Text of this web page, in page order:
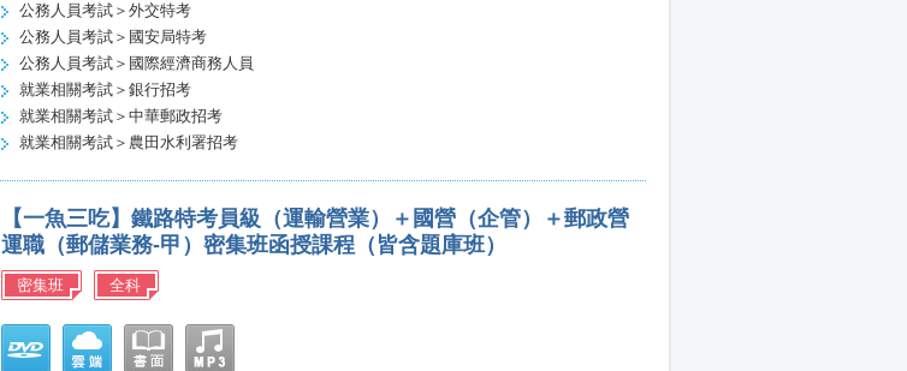
公務人員考試＞外交特考
公務人員考試＞國安局特考
公務人員考試＞國際經濟商務人員
就業相關考試＞銀行招考
就業相關考試＞中華郵政招考
就業相關考試＞農田水利署招考
【一魚三吃】鐵路特考員級（運輸營業）＋國營（企管）＋郵政營
運職（郵儲業務-甲）密集班函授課程（皆含題庫班）
密集班 全科